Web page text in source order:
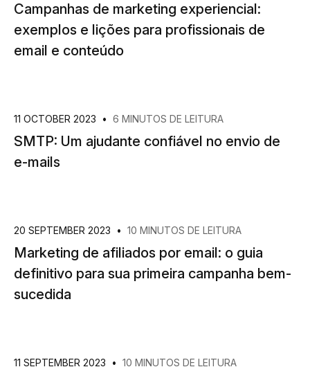
Campanhas de marketing experiencial:
exemplos e lições para profissionais de
email e conteúdo
11 OCTOBER 2023 • 6 MINUTOS DE LEITURA
SMTP: Um ajudante confiável no envio de
e-mails
20 SEPTEMBER 2023 • 10 MINUTOS DE LEITURA
Marketing de afiliados por email: o guia
definitivo para sua primeira campanha bem-
sucedida
11 SEPTEMBER 2023 • 10 MINUTOS DE LEITURA